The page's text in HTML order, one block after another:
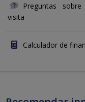
Preguntas
visita
Calculador de